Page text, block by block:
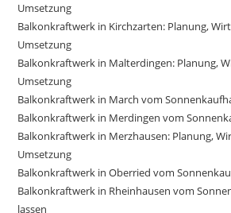
Umsetzung
Balkonkraftwerk in Kirchzarten: Planung,
Umsetzung
Balkonkraftwerk in Malterdingen: Planung,
Umsetzung
Balkonkraftwerk in March vom
Balkonkraftwerk in Merdingen vom
Balkonkraftwerk in Merzhausen: Planung,
Umsetzung
Balkonkraftwerk in Oberried vom
Balkonkraftwerk in Rheinhausen vom
lassen